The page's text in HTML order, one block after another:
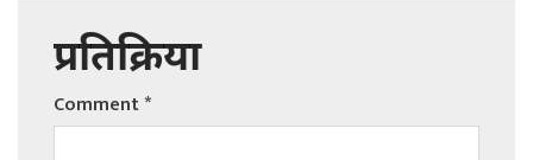
प्रतिक्रिया
Comment*